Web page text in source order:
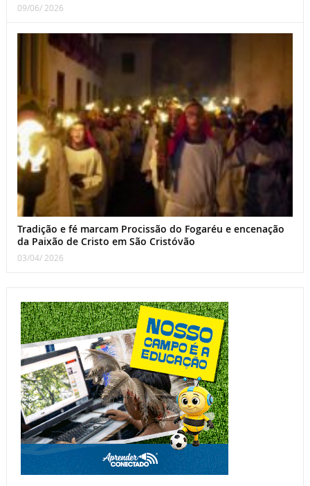
09/06/ 2026
Tradição e fé marcam Procissão do Fogaréu e encenação
da Paixão de Cristo em São Cristóvão
03/04/ 2026